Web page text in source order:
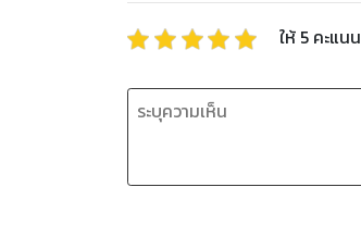
ให้ 5 คะแนน